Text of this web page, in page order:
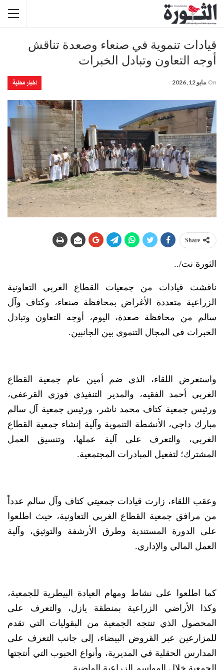
قيادات تنموية في صنعاء وصعدة تناقش
أوجه التعاون وتبادل الخبرات
اخبار محلية On مايو 12, 2026
Share
الثورة نت/..
ناقشت قيادات من جمعيات القطاع الغربي التعاونية
الزراعية متعددة الأغراض بمحافظة صنعاء، وكتاف وآل
سالم من محافظة صعدة، اليوم، أوجه التعاون وتبادل
الخبرات في المجال التنموي بين الجانبين.
واستعرض اللقاء، الذي ضم أمين عام جمعية القطاع
الغربي أحمد الفقيه، والمدير التنفيذي فوزي القرعفي،
ورئيس جمعية كتاف محمد ناشر، ورئيس جمعية آل سالم
مبارك داجي، الأنشطة التنموية وآلية إنشاء جمعية القطاع
الغربي، والتعرف على آلية عملها، وتنسيق العمل
المشترك؛ لتفعيل المبادرات المجتمعية.
وعقب اللقاء، زارت قيادات جمعيتي كتاف وآل سالم عدداً
من مرافق جمعية القطاع الغربي التعاونية، حيث اطلعوا
على الدورة المستندية وطرق الأرشفة والتوثيق، وآلية
العمل المالي والإداري.
كما اطلعوا على نشاط ومهام العيادة البيطرية للجمعية،
وكذا الأراضي الزراعية بمنطقة يازل، والتعرف على
المحصول الذي تنتجه الجمعية من البقوليات التي تقدم
للمزارعين عبر القروض البيضاء، إلى جانب التعرف على
المدارس الحقلية في المديرية، وأنواع الحبوب التي أنتجتها